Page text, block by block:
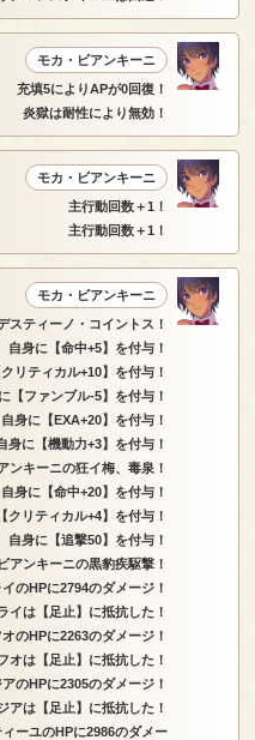
モカ・ビアンキーニ
充填5によりAPが0回復！
炎獄は耐性により無効！
モカ・ビアンキーニ
主行動回数＋1！
主行動回数＋1！
モカ・ビアンキーニ
スティーノ・コイントス！
自身に【命中+5】を付与！
リティカル+10】を付与！
【ファンブル-5】を付与！
自身に【EXA+20】を付与！
身に【機動力+3】を付与！
ンキーニの狂イ梅、毒泉！
自身に【命中+20】を付与！
クリティカル+4】を付与！
自身に【追撃50】を付与！
アンキーニの黒豹疾駆撃！
のHPに2794のダメージ！
イは【足止】に抵抗した！
のHPに2263のダメージ！
オは【足止】に抵抗した！
のHPに2305のダメージ！
アは【足止】に抵抗した！
ーユのHPに2986のダメー